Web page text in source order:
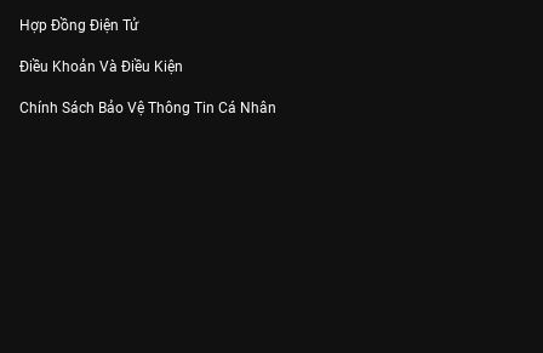
Hợp Đồng Điện Tử
Điều Khoản Và Điều Kiện
Chính Sách Bảo Vệ Thông Tin Cá Nhân